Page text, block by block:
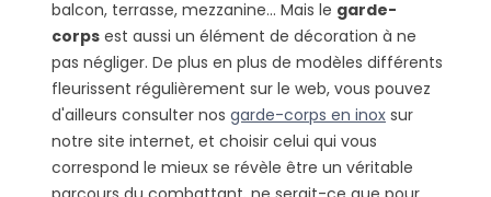
balcon, terrasse, mezzanine... Mais le garde-
corps est aussi un élément de décoration à ne
pas négliger. De plus en plus de modèles différents
fleurissent régulièrement sur le web, vous pouvez
d'ailleurs consulter nos garde-corps en inox sur
notre site internet, et choisir celui qui vous
correspond le mieux se révèle être un véritable